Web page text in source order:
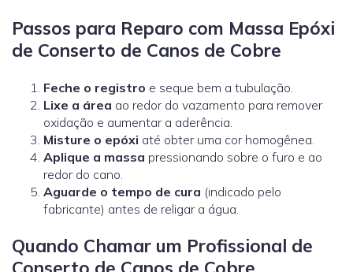
Passos para Reparo com Massa Epóxi
de Conserto de Canos de Cobre
Feche o registro e seque bem a tubulação.
Lixe a área ao redor do vazamento para remover
oxidação e aumentar a aderência.
Misture o epóxi até obter uma cor homogênea.
Aplique a massa pressionando sobre o furo e ao
redor do cano.
Aguarde o tempo de cura (indicado pelo
fabricante) antes de religar a água.
Quando Chamar um Profissional de